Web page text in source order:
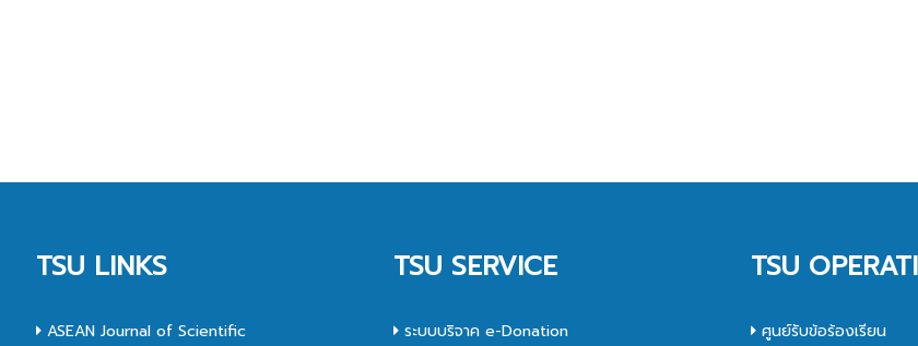
TSU LINKS
ASEAN Journal of Scientific
TSU SERVICE
ระบบบริจาค e-Donation
TSU
ศูนย์รับข้อร้องเรียน